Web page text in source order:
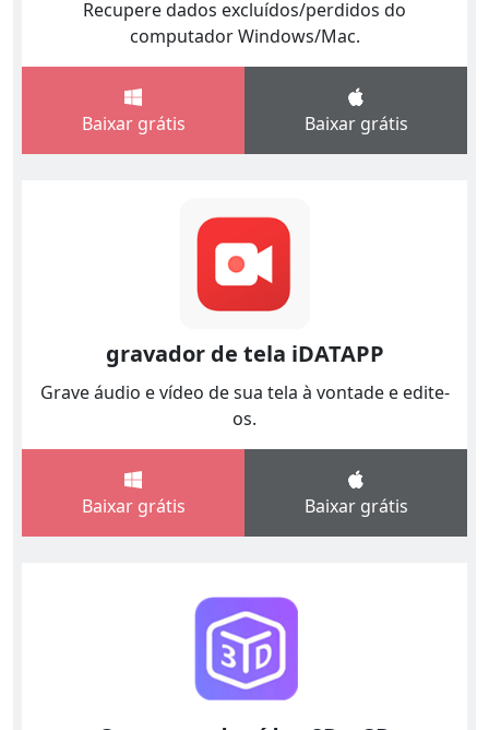
Recupere dados excluídos/perdidos do
computador Windows/Mac.
Baixar grátis Baixar grátis
gravador de tela iDATAPP
Grave áudio e vídeo de sua tela à vontade e edite-
os.
Baixar grátis Baixar grátis